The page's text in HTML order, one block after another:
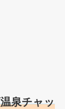
泉チャッ